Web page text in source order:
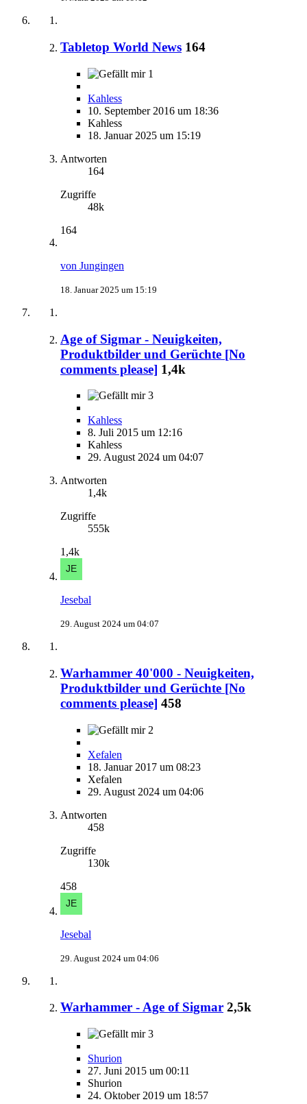
Tabletop World News 164
1
Kahless
10. September 2016 um 18:36
Kahless
18. Januar 2025 um 15:19
Antworten
164
Zugriffe
48k
164
von Jungingen
18. Januar 2025 um 15:19
Age of Sigmar - Neuigkeiten,
Produktbilder und Gerüchte [No
comments please] 1,4k
3
Kahless
8. Juli 2015 um 12:16
Kahless
29. August 2024 um 04:07
Antworten
1,4k
Zugriffe
555k
1,4k
Jesebal
29. August 2024 um 04:07
Warhammer 40'000 - Neuigkeiten,
Produktbilder und Gerüchte [No
comments please] 458
2
Xefalen
18. Januar 2017 um 08:23
Xefalen
29. August 2024 um 04:06
Antworten
458
Zugriffe
130k
458
Jesebal
29. August 2024 um 04:06
Warhammer - Age of Sigmar 2,5k
3
Shurion
27. Juni 2015 um 00:11
Shurion
24. Oktober 2019 um 18:57